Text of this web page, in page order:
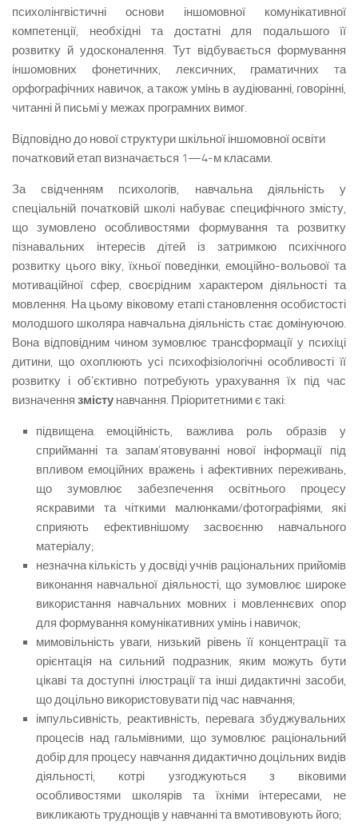
психолінгвістичні основи іншомовної комунікативної
компетенції, необхідні та достатні для подальшого її
розвитку й удосконалення. Тут відбувається формування
іншомовних фонетичних, лексичних, граматичних та
орфографічних навичок, а також умінь в аудіюванні, говорінні,
читанні й письмі у межах програмних вимог.
Відповідно до нової структури шкільної іншомовної освіти
початковий етап визначається 1—4-м класами.
За свідченням психологів, навчальна діяльність у
спеціальній початковій школі набуває специфічного змісту,
що зумовлено особливостями формування та розвитку
пізнавальних інтересів дітей із затримкою психічного
розвитку цього віку, їхньої поведінки, емоційно-вольової та
мотиваційної сфер, своєрідним характером діяльності та
мовлення. На цьому віковому етапі становлення особистості
молодшого школяра навчальна діяльність стає домінуючою.
Вона відповідним чином зумовлює трансформації у психіці
дитини, що охоплюють усі психофізіологічні особливості її
розвитку і об’єктивно потребують урахування їх під час
визначення змісту навчання. Пріоритетними є такі:
підвищена емоційність, важлива роль образів у
сприйманні та запам’ятовуванні нової інформації під
впливом емоційних вражень і афективних переживань,
що зумовлює забезпечення освітнього процесу
яскравими та чіткими малюнками/фотографіями, які
сприяють ефективнішому засвоєнню навчального
матеріалу;
незначна кількість у досвіді учнів раціональних прийомів
виконання навчальної діяльності, що зумовлює широке
використання навчальних мовних і мовленнєвих опор
для формування комунікативних умінь і навичок;
мимовільність уваги, низький рівень її концентрації та
орієнтація на сильний подразник, яким можуть бути
цікаві та доступні ілюстрації та інші дидактичні засоби,
що доцільно використовувати під час навчання;
імпульсивність, реактивність, перевага збуджувальних
процесів над гальмівними, що зумовлює раціональний
добір для процесу навчання дидактично доцільних видів
діяльності, котрі узгоджуються з віковими
особливостями школярів та їхніми інтересами, не
викликають труднощів у навчанні та вмотивовують його;